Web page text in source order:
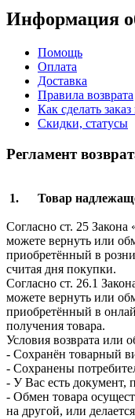
Информация
Помощь
Оплата
Доставка
Правила возврата
Как сделать заказ
Скидки, статусы
Регламент
1. Товар
Согласно ст. 25
можете вернуть или
приобретённый в
считая дня покупки.
Согласно ст. 26.1
можете вернуть или
приобретённый в
получения товара.
Условия возврата или
- Сохранён товарный
- Сохранены
- У Вас есть документ,
- Обмен товара
на другой, или